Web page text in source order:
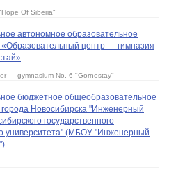
Of Siberia"
автономное образовательное
центр — гимназия
— gymnasium No. 6 "Gornostay"
бюджетное общеобразовательное
Новосибирска "Инженерный
государственного
университета" (МБОУ "Инженерный